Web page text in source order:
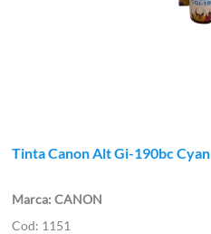
Tinta Canon Alt Gi-190bc Cyan
CANON
1151